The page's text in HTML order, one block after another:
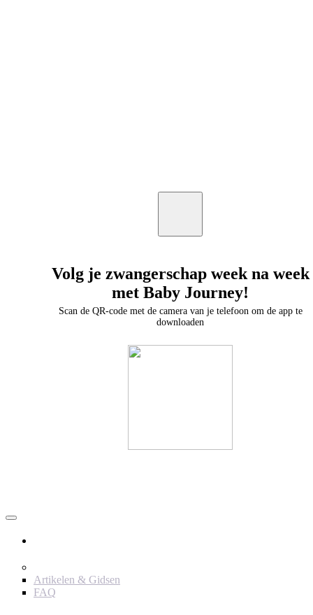
Volg je zwangerschap week na week
met Baby Journey!
Scan de QR-code met de camera van je telefoon om de app te
downloaden
Artikelen & Gidsen
FAQ